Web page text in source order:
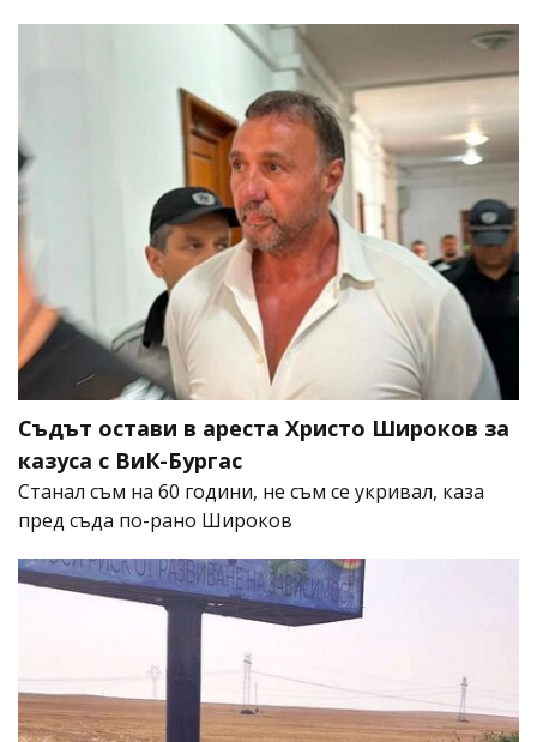
Съдът остави в ареста Христо Широков за
казуса с ВиК-Бургас
Станал съм на 60 години, не съм се укривал, каза
пред съда по-рано Широков